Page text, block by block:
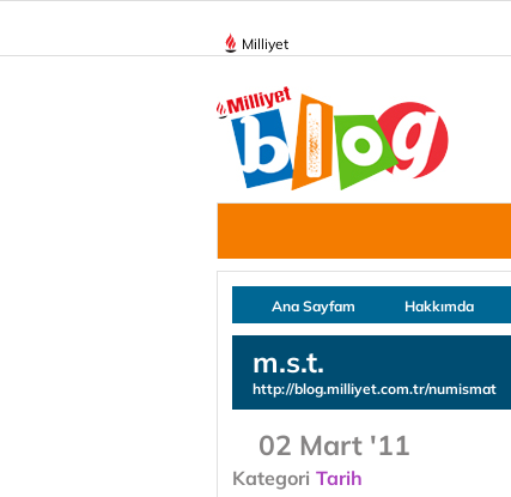
Milliyet
Ana Sayfam Hakkımda
m.s.t.
http://blog.milliyet.com.tr/numismat
02 Mart '11
Kategori Tarih